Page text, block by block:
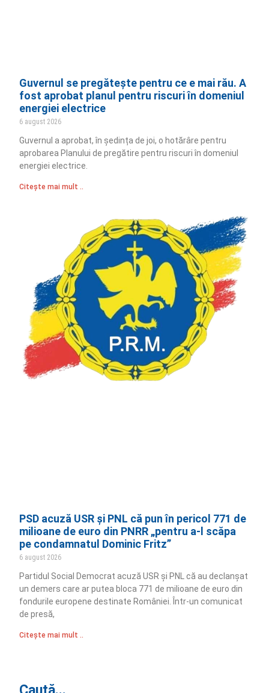
Guvernul se pregătește pentru ce e mai rău. A
fost aprobat planul pentru riscuri în domeniul
energiei electrice
6 august 2026
Guvernul a aprobat, în ședința de joi, o hotărâre pentru
aprobarea Planului de pregătire pentru riscuri în domeniul
energiei electrice.
Citește mai mult ..
PSD acuză USR și PNL că pun în pericol 771 de
milioane de euro din PNRR „pentru a-l scăpa
pe condamnatul Dominic Fritz”
6 august 2026
Partidul Social Democrat acuză USR și PNL că au declanșat
un demers care ar putea bloca 771 de milioane de euro din
fondurile europene destinate României. Într-un comunicat
de presă,
Citește mai mult ..